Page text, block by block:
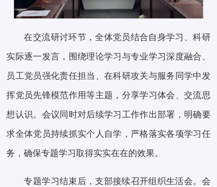
在交流研讨环节，全体党员结合自身学习、科研
实际逐一发言，围绕理论学习与专业学习深度融合、
员工党员强化责任担当、在科研攻关与服务同学中发
挥党员先锋模范作用等主题，分享学习体会、交流思
想认识。会议同时对后续学习工作作出部署，明确要
求全体党员持续抓实个人自学，严格落实各项学习任
务，确保专题学习取得实实在在的效果。
专题学习结束后，支部接续召开组织生活会。会